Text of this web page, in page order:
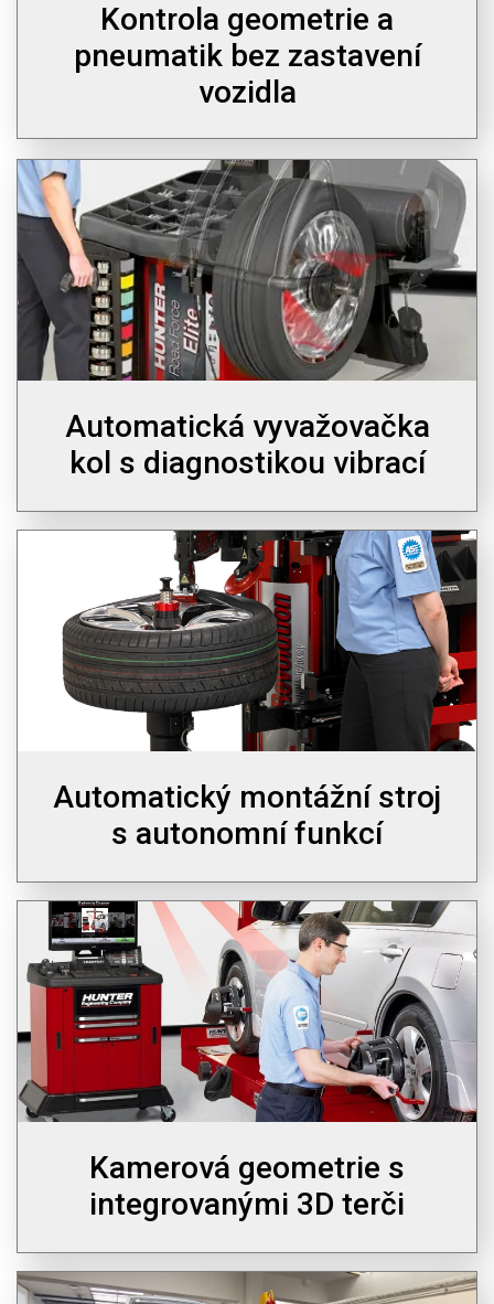
Kontrola geometrie a
pneumatik bez zastavení
vozidla
Automatická vyvažovačka
kol s diagnostikou vibrací
Automatický montážní stroj
s autonomní funkcí
Kamerová geometrie s
integrovanými 3D terči